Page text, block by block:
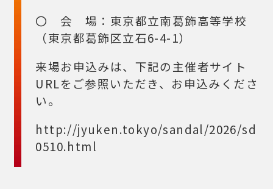
〇 会 場：東京都立南葛飾高等学校
（東京都葛飾区立石6-4-1）
来場お申込みは、下記の主催者サイト
URLをご参照いただき、お申込みくださ
い。
http://jyuken.tokyo/sandal/2026/sd
0510.html